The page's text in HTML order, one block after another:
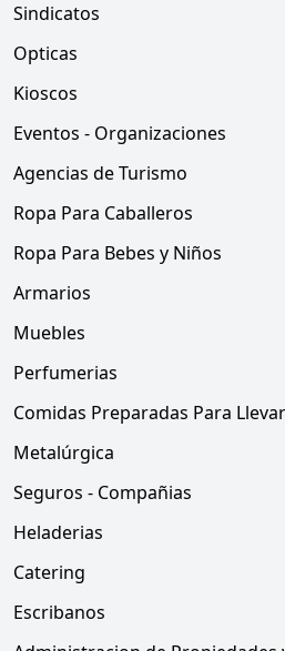
Sindicatos
Opticas
Kioscos
Eventos - Organizaciones
Agencias de Turismo
Ropa Para Caballeros
Ropa Para Bebes y Niños
Armarios
Muebles
Perfumerias
Comidas Preparadas Para Llevar
Metalúrgica
Seguros - Compañias
Heladerias
Catering
Escribanos